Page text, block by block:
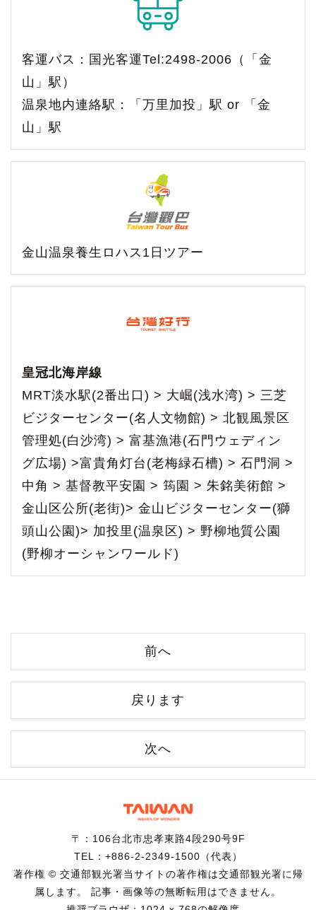
客運バス：国光客運Tel:2498-2006（「金
山」駅）
温泉地内連絡駅：「万里加投」駅 or 「金
山」駅
金山温泉養生ロハス1日ツアー
皇冠北海岸線
MRT淡水駅(2番出口) > 大崛(浅水湾) > 三芝
ビジターセンター(名人文物館) > 北観風景区
管理処(白沙湾) > 富基漁港(石門ウェディン
グ広場) >富貴角灯台(老梅緑石槽) > 石門洞 >
中角 > 基督教平安園 > 筠園 > 朱銘美術館 >
金山区公所(老街)> 金山ビジターセンター(獅
頭山公園)> 加投里(温泉区) > 野柳地質公園
(野柳オーシャンワールド)
前へ
戻ります
次へ
〒：106台北市忠孝東路4段290号9F
TEL：+886-2-2349-1500（代表）
著作権 © 交通部観光署当サイトの著作権は交通部観光署に帰
属します。 記事・画像等の無断転用はできません。